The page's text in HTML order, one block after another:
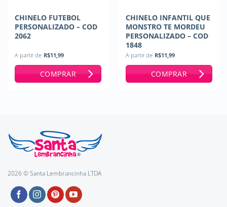
CHINELO FUTEBOL
PERSONALIZADO – COD
2062
A partir de R$11,99
COMPRAR
CHINELO INFANTIL QUE
MONSTRO TE MORDEU
PERSONALIZADO – COD
1848
A partir de R$11,99
COMPRAR
2026 © Santa Lembrancinha LTDA